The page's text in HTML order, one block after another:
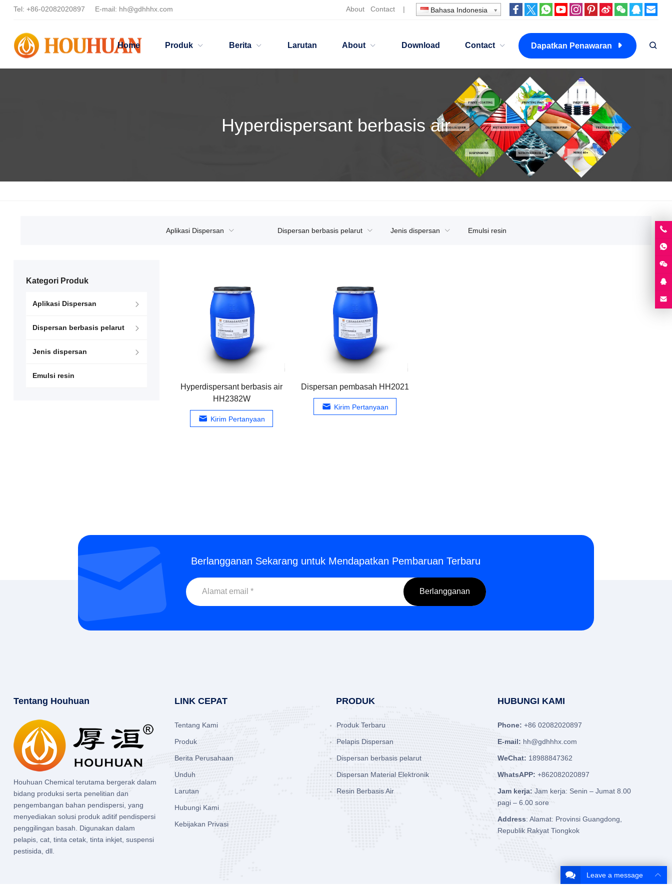
Tel: +86-02082020897 E-mail: hh@gdhhhx.com About Contact | Bahasa Indonesia
Home Produk Berita Larutan About Download Contact Dapatkan Penawaran
Hyperdispersant berbasis air
Aplikasi Dispersan Dispersan berbasis pelarut Jenis dispersan Emulsi resin
Hyperdispersant berbasis air
HH2382W
Kirim Pertanyaan
Dispersan pembasah HH2021
Kirim Pertanyaan
Kategori Produk
Aplikasi Dispersan
Dispersan berbasis pelarut
Jenis dispersan
Emulsi resin
Berlangganan Sekarang untuk Mendapatkan Pembaruan Terbaru
Tentang Houhuan
Houhuan Chemical terutama bergerak dalam
bidang produksi serta penelitian dan
pengembangan bahan pendispersi, yang
menyediakan solusi produk aditif pendispersi
penggilingan basah. Digunakan dalam
pelapis, cat, tinta cetak, tinta inkjet, suspensi
pestisida, dll.
LINK CEPAT
Tentang Kami
Produk
Berita Perusahaan
Unduh
Larutan
Hubungi Kami
Kebijakan Privasi
PRODUK
Produk Terbaru
Pelapis Dispersan
Dispersan berbasis pelarut
Dispersan Material Elektronik
Resin Berbasis Air
HUBUNGI KAMI
Phone: +86 02082020897
E-mail: hh@gdhhhx.com
WeChat: 18988847362
WhatsAPP: +862082020897
Jam kerja: Jam kerja: Senin – Jumat 8.00
pagi – 6.00 sore
Address: Alamat: Provinsi Guangdong,
Republik Rakyat Tiongkok
Leave a message